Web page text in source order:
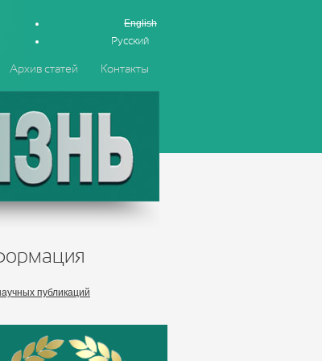
English
Русский
Архив статей Контакты
публикаций